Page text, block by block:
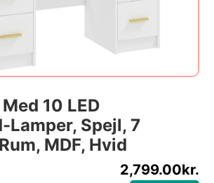
10 LED
Lamper, Spejl, 7
MDF, Hvid
2,799.00kr.